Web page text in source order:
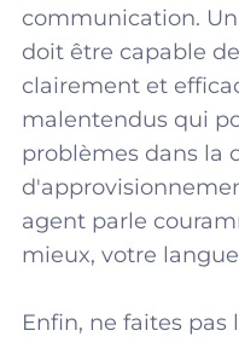
communication.
doit être capable
clairement et
malentendus qui
problèmes dans la
agent parle
mieux, votre
Enfin, ne faites